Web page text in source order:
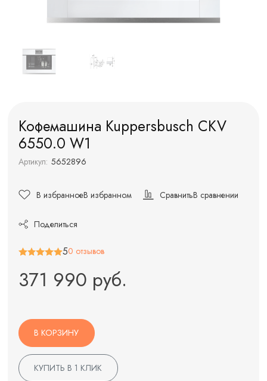
Кофемашина Kuppersbusch CKV
6550.0 W1
Артикул: 5652896
В избранноеВ избранном СравнитьВ сравнении
Поделиться
50 отзывов
371 990 руб.
В КОРЗИНУ
КУПИТЬ В 1 КЛИК